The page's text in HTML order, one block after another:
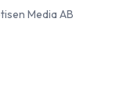
Media AB